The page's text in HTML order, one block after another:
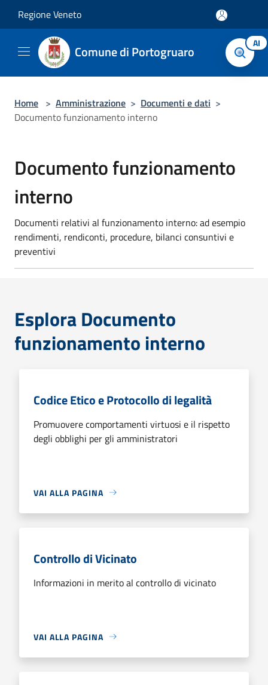
Regione Veneto
Comune di Portogruaro AI
Home > Amministrazione > Documenti e dati >
Documento funzionamento interno
Documento funzionamento
interno
Documenti relativi al funzionamento interno: ad esempio
rendimenti, rendiconti, procedure, bilanci consuntivi e
preventivi
Esplora Documento
funzionamento interno
Codice Etico e Protocollo di legalità
Promuovere comportamenti virtuosi e il rispetto
degli obblighi per gli amministratori
VAI ALLA PAGINA
Controllo di Vicinato
Informazioni in merito al controllo di vicinato
VAI ALLA PAGINA